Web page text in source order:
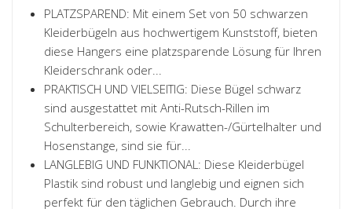
PLATZSPAREND: Mit einem Set von 50 schwarzen
Kleiderbügeln aus hochwertigem Kunststoff, bieten
diese Hangers eine platzsparende Lösung für Ihren
Kleiderschrank oder...
PRAKTISCH UND VIELSEITIG: Diese Bügel schwarz
sind ausgestattet mit Anti-Rutsch-Rillen im
Schulterbereich, sowie Krawatten-/Gürtelhalter und
Hosenstange, sind sie für...
LANGLEBIG UND FUNKTIONAL: Diese Kleiderbügel
Plastik sind robust und langlebig und eignen sich
perfekt für den täglichen Gebrauch. Durch ihre